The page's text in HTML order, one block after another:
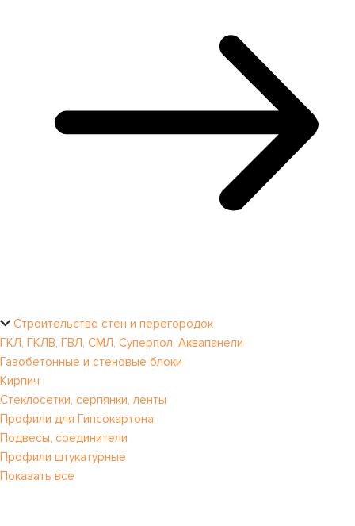
Строительство стен и перегородок
ГКЛ, ГКЛВ, ГВЛ, СМЛ, Суперпол, Аквапанели
Газобетонные и стеновые блоки
Кирпич
Стеклосетки, серпянки, ленты
Профили для Гипсокартона
Подвесы, соединители
Профили штукатурные
Показать все